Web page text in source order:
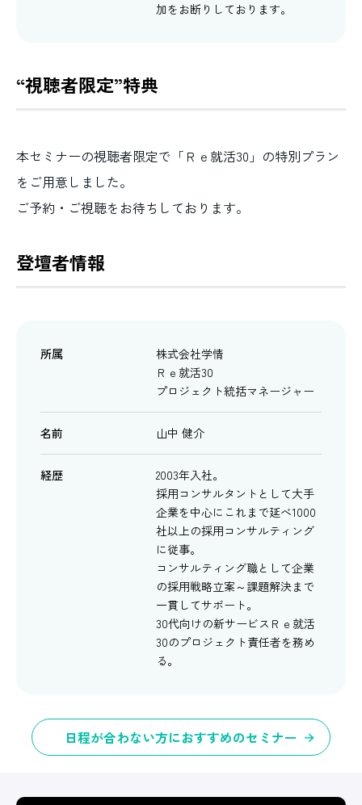
加をお断りしております。
“視聴者限定”特典
本セミナーの視聴者限定で「Ｒｅ就活30」の特別プラン
をご用意しました。
ご予約・ご視聴をお待ちしております。
登壇者情報
所属
株式会社学情
Ｒｅ就活30
プロジェクト統括マネージャー
名前 山中 健介
経歴
2003年入社。
採用コンサルタントとして大手
企業を中心にこれまで延べ1000
社以上の採用コンサルティング
に従事。
コンサルティング職として企業
の採用戦略立案～課題解決まで
一貫してサポート。
30代向けの新サービスＲｅ就活
30のプロジェクト責任者を務め
る。
日程が合わない方におすすめのセミナー